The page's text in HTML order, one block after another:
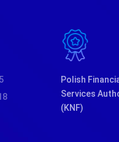
Polish
Services
(KNF)